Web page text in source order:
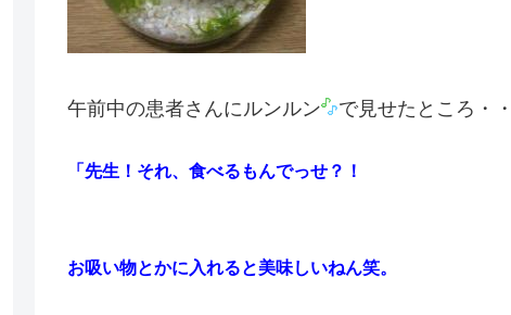
午前中の患者さんにルンルン で見せたところ・・
「先生！それ、食べるもんでっせ？！
お吸い物とかに入れると美味しいねん笑。